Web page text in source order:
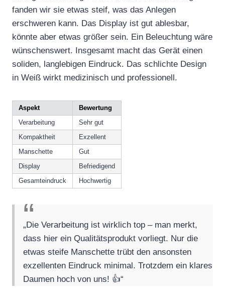
fanden wir sie etwas steif, was das Anlegen
erschweren kann. Das Display ist gut ablesbar,
könnte aber etwas größer sein. Ein Beleuchtung wäre
wünschenswert. Insgesamt macht das Gerät einen
soliden, langlebigen Eindruck. Das schlichte Design
in Weiß wirkt medizinisch und professionell.
Aspekt
Bewertung
Verarbeitung
Sehr gut
Kompaktheit
Exzellent
Manschette
Gut
Display
Befriedigend
Gesamteindruck
Hochwertig
„Die Verarbeitung ist wirklich top – man merkt,
dass hier ein Qualitätsprodukt vorliegt. Nur die
etwas steife Manschette trübt den ansonsten
exzellenten Eindruck minimal. Trotzdem ein klares
Daumen hoch von uns! 👍“